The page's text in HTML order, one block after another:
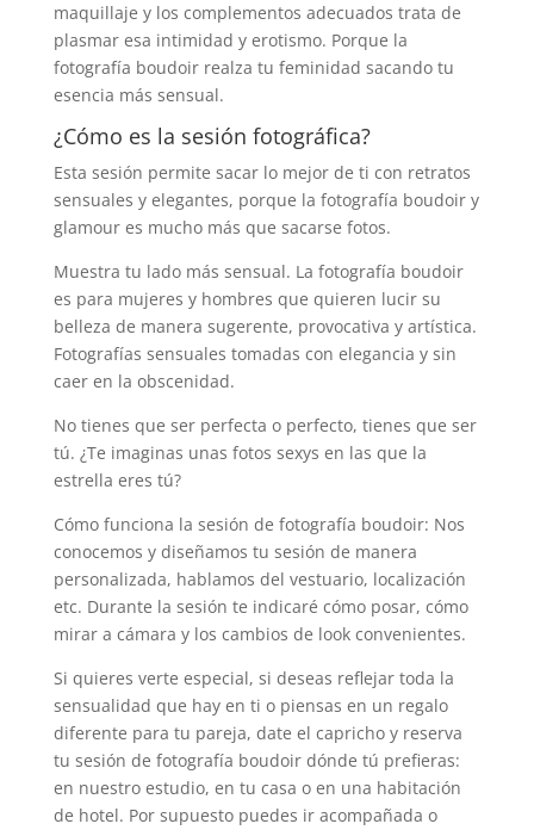
maquillaje y los complementos adecuados trata de
plasmar esa intimidad y erotismo. Porque la
fotografía boudoir realza tu feminidad sacando tu
esencia más sensual.
¿Cómo es la sesión fotográfica?
Esta sesión permite sacar lo mejor de ti con retratos
sensuales y elegantes, porque la fotografía boudoir y
glamour es mucho más que sacarse fotos.
Muestra tu lado más sensual. La fotografía boudoir
es para mujeres y hombres que quieren lucir su
belleza de manera sugerente, provocativa y artística.
Fotografías sensuales tomadas con elegancia y sin
caer en la obscenidad.
No tienes que ser perfecta o perfecto, tienes que ser
tú. ¿Te imaginas unas fotos sexys en las que la
estrella eres tú?
Cómo funciona la sesión de fotografía boudoir: Nos
conocemos y diseñamos tu sesión de manera
personalizada, hablamos del vestuario, localización
etc. Durante la sesión te indicaré cómo posar, cómo
mirar a cámara y los cambios de look convenientes.
Si quieres verte especial, si deseas reflejar toda la
sensualidad que hay en ti o piensas en un regalo
diferente para tu pareja, date el capricho y reserva
tu sesión de fotografía boudoir dónde tú prefieras:
en nuestro estudio, en tu casa o en una habitación
de hotel. Por supuesto puedes ir acompañada o